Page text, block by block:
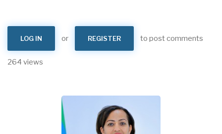
LOG IN or REGISTER to post comments
264 views